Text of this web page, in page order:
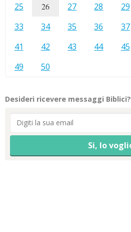
25
26 27 28 29
33
34 35 36 37
41
42 43 44 45
49
50
Desideri ricevere messaggi Biblici?